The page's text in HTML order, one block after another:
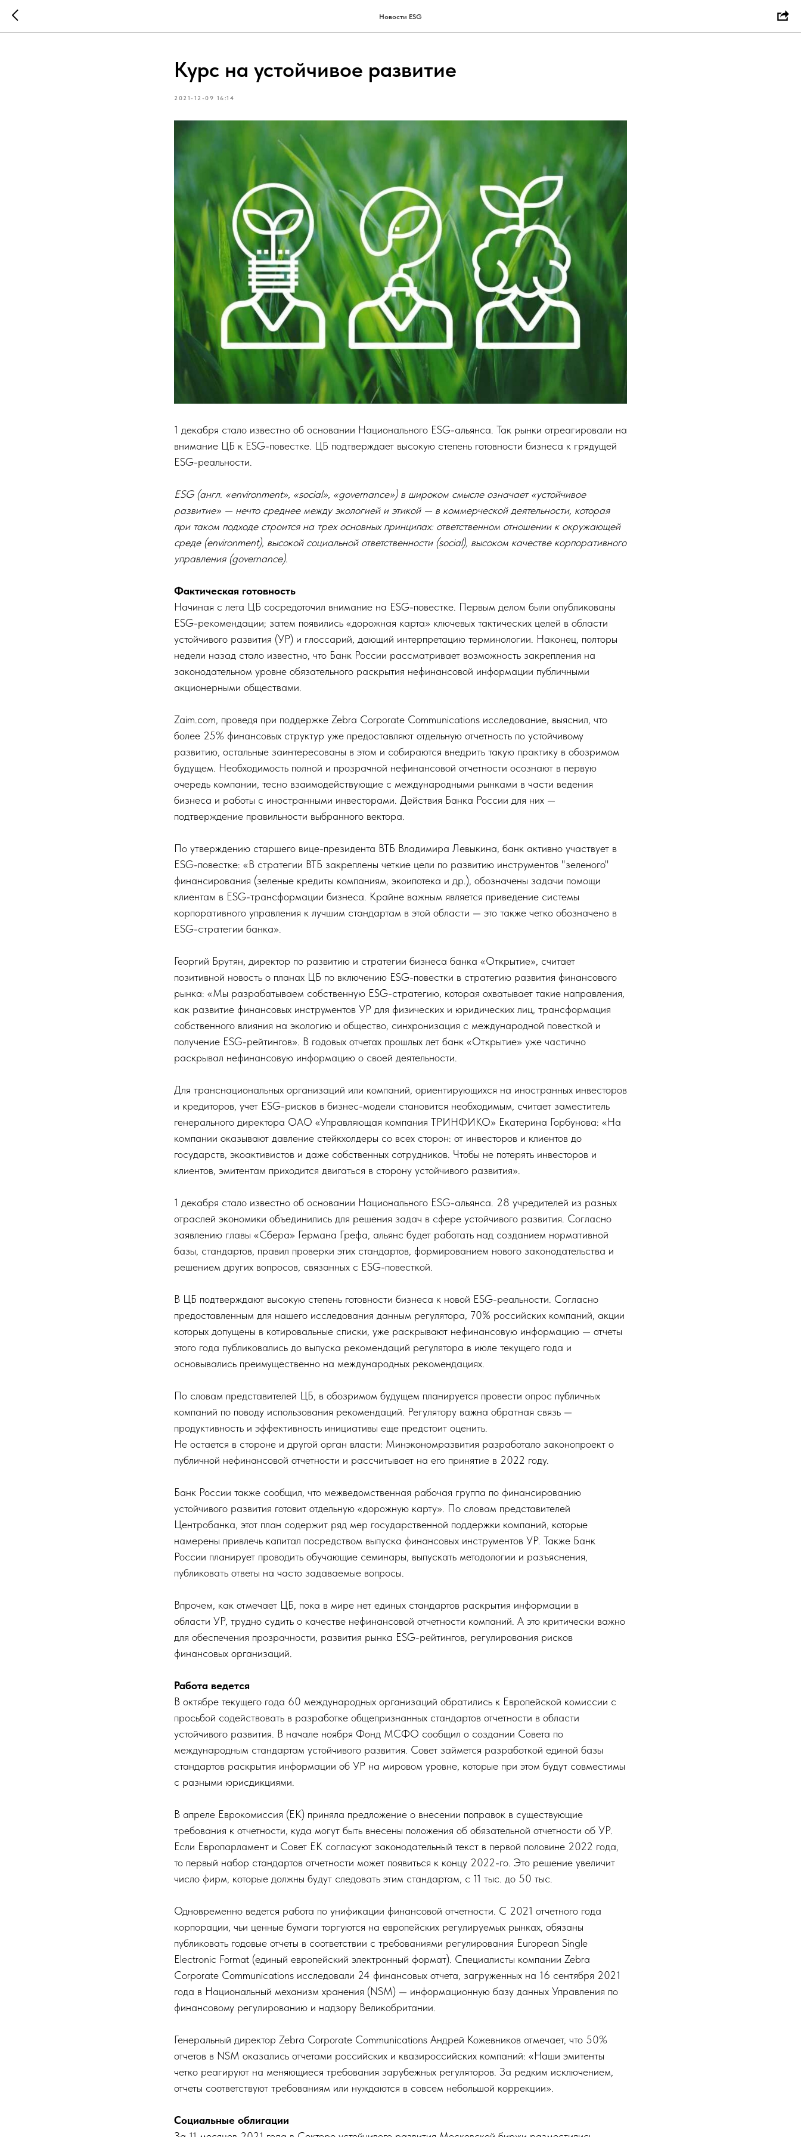
Новости ESG
Курс на устойчивое развитие
2021-12-09 16:14
1 декабря стало известно об основании Национального ESG-альянса. Так рынки отреагировали на
внимание ЦБ к ESG-повестке. ЦБ подтверждает высокую степень готовности бизнеса к грядущей
ESG-реальности.
ESG (англ. «environment», «social», «governance») в широком смысле означает «устойчивое
развитие» — нечто среднее между экологией и этикой — в коммерческой деятельности, которая
при таком подходе строится на трех основных принципах: ответственном отношении к окружающей
среде (environment), высокой социальной ответственности (social), высоком качестве корпоративного
управления (governance).
Фактическая готовность
Начиная с лета ЦБ сосредоточил внимание на ESG-повестке. Первым делом были опубликованы
ESG-рекомендации; затем появились «дорожная карта» ключевых тактических целей в области
устойчивого развития (УР) и глоссарий, дающий интерпретацию терминологии. Наконец, полторы
недели назад стало известно, что Банк России рассматривает возможность закрепления на
законодательном уровне обязательного раскрытия нефинансовой информации публичными
акционерными обществами.
Zaim.com, проведя при поддержке Zebra Corporate Communications исследование, выяснил, что
более 25% финансовых структур уже предоставляют отдельную отчетность по устойчивому
развитию, остальные заинтересованы в этом и собираются внедрить такую практику в обозримом
будущем. Необходимость полной и прозрачной нефинансовой отчетности осознают в первую
очередь компании, тесно взаимодействующие с международными рынками в части ведения
бизнеса и работы с иностранными инвесторами. Действия Банка России для них —
подтверждение правильности выбранного вектора.
По утверждению старшего вице-президента ВТБ Владимира Левыкина, банк активно участвует в
ESG-повестке: «В стратегии ВТБ закреплены четкие цели по развитию инструментов "зеленого"
финансирования (зеленые кредиты компаниям, экоипотека и др.), обозначены задачи помощи
клиентам в ESG-трансформации бизнеса. Крайне важным является приведение системы
корпоративного управления к лучшим стандартам в этой области — это также четко обозначено в
ESG-стратегии банка».
Георгий Брутян, директор по развитию и стратегии бизнеса банка «Открытие», считает
позитивной новость о планах ЦБ по включению ESG-повестки в стратегию развития финансового
рынка: «Мы разрабатываем собственную ESG-стратегию, которая охватывает такие направления,
как развитие финансовых инструментов УР для физических и юридических лиц, трансформация
собственного влияния на экологию и общество, синхронизация с международной повесткой и
получение ESG-рейтингов». В годовых отчетах прошлых лет банк «Открытие» уже частично
раскрывал нефинансовую информацию о своей деятельности.
Для транснациональных организаций или компаний, ориентирующихся на иностранных инвесторов
и кредиторов, учет ESG-рисков в бизнес-модели становится необходимым, считает заместитель
генерального директора ОАО «Управляющая компания ТРИНФИКО» Екатерина Горбунова: «На
компании оказывают давление стейкхолдеры со всех сторон: от инвесторов и клиентов до
государств, экоактивистов и даже собственных сотрудников. Чтобы не потерять инвесторов и
клиентов, эмитентам приходится двигаться в сторону устойчивого развития».
1 декабря стало известно об основании Национального ESG-альянса. 28 учредителей из разных
отраслей экономики объединились для решения задач в сфере устойчивого развития. Согласно
заявлению главы «Сбера» Германа Грефа, альянс будет работать над созданием нормативной
базы, стандартов, правил проверки этих стандартов, формированием нового законодательства и
решением других вопросов, связанных с ESG-повесткой.
В ЦБ подтверждают высокую степень готовности бизнеса к новой ESG-реальности. Согласно
предоставленным для нашего исследования данным регулятора, 70% российских компаний, акции
которых допущены в котировальные списки, уже раскрывают нефинансовую информацию — отчеты
этого года публиковались до выпуска рекомендаций регулятора в июле текущего года и
основывались преимущественно на международных рекомендациях.
По словам представителей ЦБ, в обозримом будущем планируется провести опрос публичных
компаний по поводу использования рекомендаций. Регулятору важна обратная связь —
продуктивность и эффективность инициативы еще предстоит оценить.
Не остается в стороне и другой орган власти: Минэкономразвития разработало законопроект о
публичной нефинансовой отчетности и рассчитывает на его принятие в 2022 году.
Банк России также сообщил, что межведомственная рабочая группа по финансированию
устойчивого развития готовит отдельную «дорожную карту». По словам представителей
Центробанка, этот план содержит ряд мер государственной поддержки компаний, которые
намерены привлечь капитал посредством выпуска финансовых инструментов УР. Также Банк
России планирует проводить обучающие семинары, выпускать методологии и разъяснения,
публиковать ответы на часто задаваемые вопросы.
Впрочем, как отмечает ЦБ, пока в мире нет единых стандартов раскрытия информации в
области УР, трудно судить о качестве нефинансовой отчетности компаний. А это критически важно
для обеспечения прозрачности, развития рынка ESG-рейтингов, регулирования рисков
финансовых организаций.
Работа ведется
В октябре текущего года 60 международных организаций обратились к Европейской комиссии с
просьбой содействовать в разработке общепризнанных стандартов отчетности в области
устойчивого развития. В начале ноября Фонд МСФО сообщил о создании Совета по
международным стандартам устойчивого развития. Совет займется разработкой единой базы
стандартов раскрытия информации об УР на мировом уровне, которые при этом будут совместимы
с разными юрисдикциями.
В апреле Еврокомиссия (ЕК) приняла предложение о внесении поправок в существующие
требования к отчетности, куда могут быть внесены положения об обязательной отчетности об УР.
Если Европарламент и Совет ЕК согласуют законодательный текст в первой половине 2022 года,
то первый набор стандартов отчетности может появиться к концу 2022-го. Это решение увеличит
число фирм, которые должны будут следовать этим стандартам, с 11 тыс. до 50 тыс.
Одновременно ведется работа по унификации финансовой отчетности. С 2021 отчетного года
корпорации, чьи ценные бумаги торгуются на европейских регулируемых рынках, обязаны
публиковать годовые отчеты в соответствии с требованиями регулирования European Single
Electronic Format (единый европейский электронный формат). Специалисты компании Zebra
Corporate Communications исследовали 24 финансовых отчета, загруженных на 16 сентября 2021
года в Национальный механизм хранения (NSM) — информационную базу данных Управления по
финансовому регулированию и надзору Великобритании.
Генеральный директор Zebra Corporate Communications Андрей Кожевников отмечает, что 50%
отчетов в NSM оказались отчетами российских и квазироссийских компаний: «Наши эмитенты
четко реагируют на меняющиеся требования зарубежных регуляторов. За редким исключением,
отчеты соответствуют требованиям или нуждаются в совсем небольшой коррекции».
Социальные облигации